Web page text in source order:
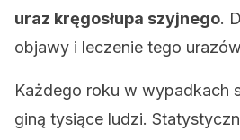
uraz kręgosłupa szyjnego.
objawy i leczenie tego
Każdego roku w wypadkach
giną tysiące ludzi.